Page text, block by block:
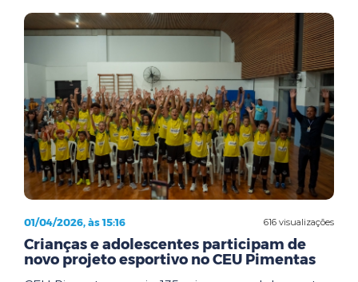
616 visualizações
01/04/2026, às 15:16
Crianças e adolescentes participam de
novo projeto esportivo no CEU Pimentas